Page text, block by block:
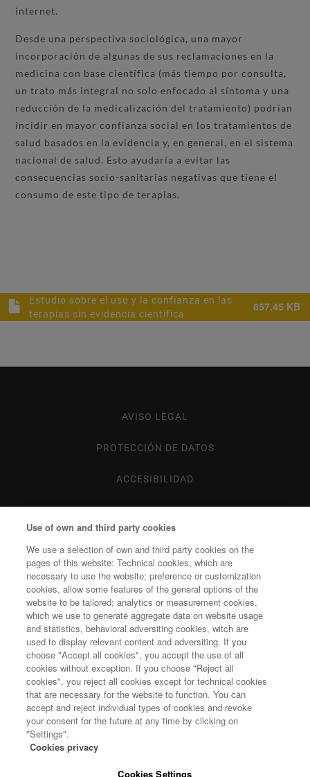
internet.
Desde una perspectiva sociológica, una mayor
incorporación de algunas de sus reclamaciones en la
medicina con base científica (más tiempo por consulta,
un trato más integral no solo enfocado al síntoma y una
reducción de la medicalización del tratamiento) podrían
incidir en mayor confianza social en los tratamientos de
salud basados en la evidencia y, en general, en el sistema
nacional de salud. Esto ayudaría a evitar las
consecuencias socio-sanitarias negativas que tiene el
consumo de este tipo de terapias.
Estudio sobre el uso y la confianza en las
terapias sin evidencia científica
857.45 KB
Footer
menu
AVISO LEGAL
PROTECCIÓN DE DATOS
ACCESIBILIDAD
MAPA WEB
Use of own and third party cookies
We use a selection of own and third party cookies on the
pages of this website: Technical cookies, which are
necessary to use the website; preference or customization
cookies, allow some features of the general options of the
website to be tailored; analytics or measurement cookies,
which we use to generate aggregate data on website usage
and statistics, behavioral adversiting cookies, witch are
used to display relevant content and adversiting. If you
choose "Accept all cookies", you accept the use of all
cookies without exception. If you choose "Reject all
cookies", you reject all cookies except for technical cookies
that are necessary for the website to function. You can
accept and reject individual types of cookies and revoke
your consent for the future at any time by clicking on
"Settings".
Cookies privacy
Cookies Settings